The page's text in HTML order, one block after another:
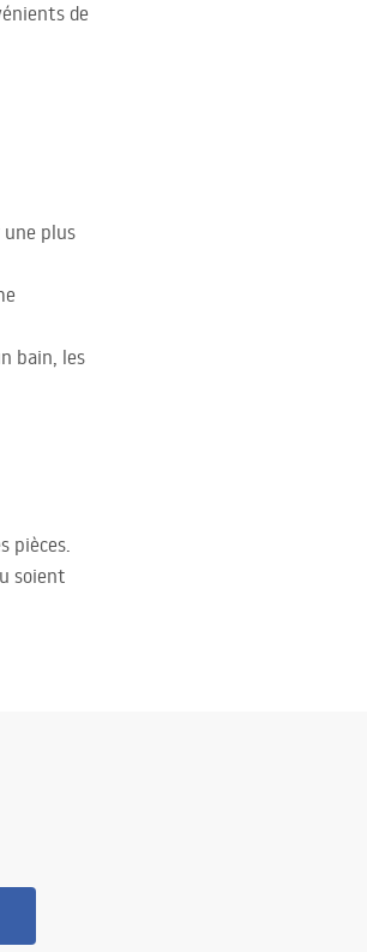
de
une plus
bain, les
pièces.
soient